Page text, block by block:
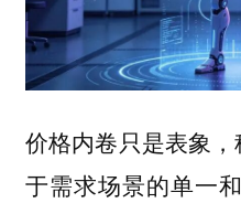
价格内卷只是表象
于需求场景的单一